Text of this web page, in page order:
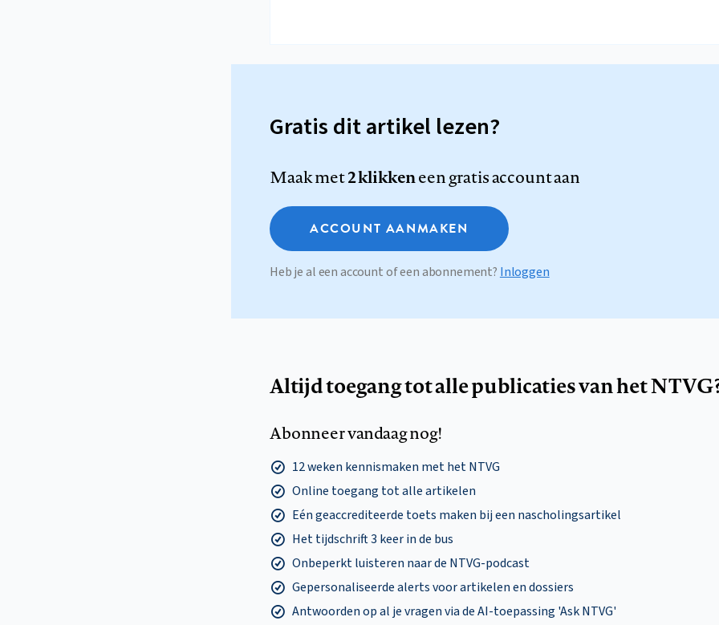
Gratis dit artikel lezen?
Maak met2 klikkeneen gratis account aan
ACCOUNT AANMAKEN
Heb je al een account of een abonnement? Inloggen
Altijd toegang tot alle publicaties van het
Abonneer vandaag nog!
12 weken kennismaken met het NTVG
Online toegang tot alle artikelen
Eén geaccrediteerde toets maken bij een nascholingsartikel
Het tijdschrift 3 keer in de bus
Onbeperkt luisteren naar de NTVG-podcast
Gepersonaliseerde alerts voor artikelen en dossiers
Antwoorden op al je vragen via de AI-toepassing 'Ask NTVG'